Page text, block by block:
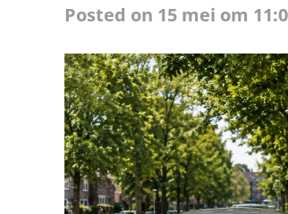
Posted on 15 mei om